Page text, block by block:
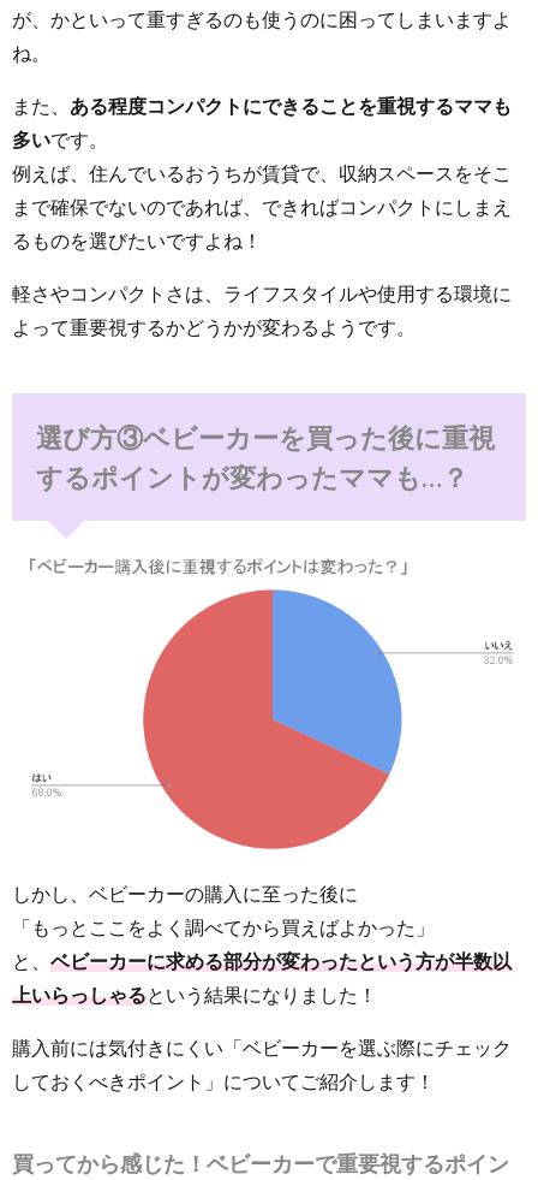
が、かといって重すぎるのも使うのに困ってしまいますよ
ね。
また、 ある程度コンパクトにできることを重視するママも
多いです。
例えば、住んでいるおうちが賃貸で、収納スペースをそこ
まで確保でないのであれば、できればコンパクトにしまえ
るものを選びたいですよね！
軽さやコンパクトさは、ライフスタイルや使用する環境に
よって重要視するかどうかが変わるようです。
選び方③ベビーカーを買った後に重視
するポイントが変わったママも…？
しかし、ベビーカーの購入に至った後に
「もっとここをよく調べてから買えばよかった」
と、 ベビーカーに求める部分が変わったという方が半数以
上いらっしゃるという結果になりました！
購入前には気付きにくい「ベビーカーを選ぶ際にチェック
しておくべきポイント」についてご紹介します！
買ってから感じた！ベビーカーで重要視するポイン